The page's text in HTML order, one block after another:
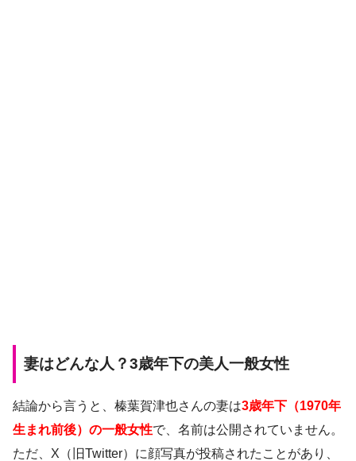
妻はどんな人？3歳年下の美人一般女性
結論から言うと、榛葉賀津也さんの妻は3歳年下（1970年
生まれ前後）の一般女性で、名前は公開されていません。
ただ、X（旧Twitter）に顔写真が投稿されたことがあり、